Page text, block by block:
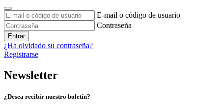
E-mail o código de usuario
Contraseña
Entrar
¿Ha olvidado su contraseña?
Registrarse
Newsletter
¿Desea recibir nuestro boletín?